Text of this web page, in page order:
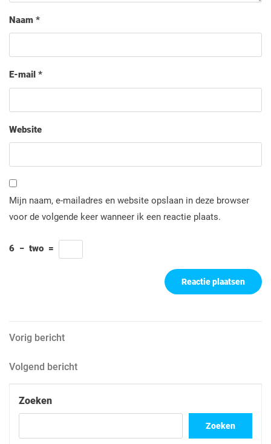
Naam *
E-mail *
Website
Mijn naam, e-mailadres en website opslaan in deze browser
voor de volgende keer wanneer ik een reactie plaats.
6 − two =
Berichtnavigatie
Vorig
Vorig bericht
Volgend
Volgend bericht
Zoeken
Zoeken